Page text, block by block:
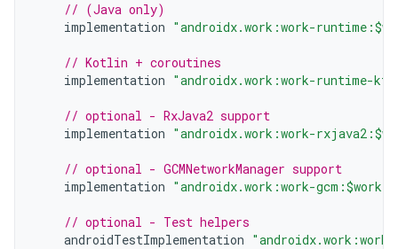
// (Java only)
implementation "androidx.work:work-
// Kotlin + coroutines
implementation "androidx.work:work-runtime-
// optional - RxJava2 support
implementation "androidx.work:work-
// optional - GCMNetworkManager support
implementation "androidx.work:work-
// optional - Test helpers
androidTestImplementation